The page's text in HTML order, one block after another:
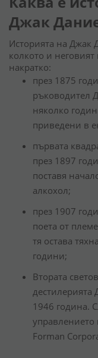
Джак
Историята на Джак
колкото и
накратко:
през 1875
ръководител
няколко
приведени в
първата
през 1897
поставя
алкохол;
през 1907
поета от
тя остава
години;
Втората
дестилерията
1946 година.
управлението
Forman